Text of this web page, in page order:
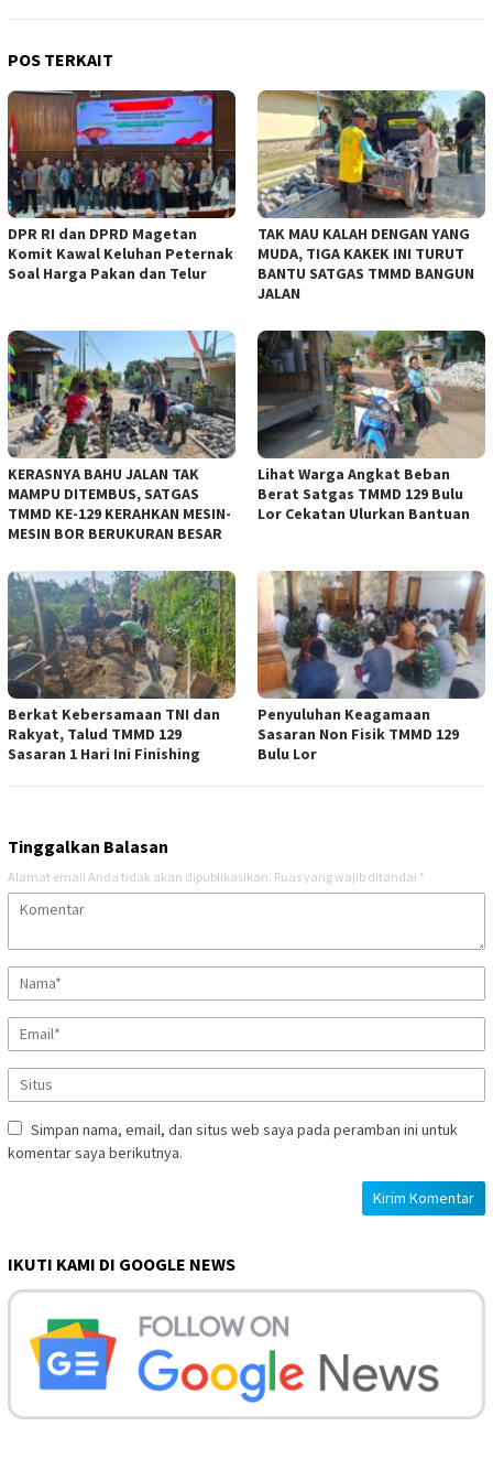
POS TERKAIT
DPR RI dan DPRD Magetan
Komit Kawal Keluhan Peternak
Soal Harga Pakan dan Telur
TAK MAU KALAH DENGAN YANG
MUDA, TIGA KAKEK INI TURUT
BANTU SATGAS TMMD BANGUN
JALAN
KERASNYA BAHU JALAN TAK
MAMPU DITEMBUS, SATGAS
TMMD KE-129 KERAHKAN MESIN-
MESIN BOR BERUKURAN BESAR
Lihat Warga Angkat Beban
Berat Satgas TMMD 129 Bulu
Lor Cekatan Ulurkan Bantuan
Berkat Kebersamaan TNI dan
Rakyat, Talud TMMD 129
Sasaran 1 Hari Ini Finishing
Penyuluhan Keagamaan
Sasaran Non Fisik TMMD 129
Bulu Lor
Tinggalkan Balasan
Alamat email Anda tidak akan dipublikasikan. Ruas yang wajib ditandai *
Simpan nama, email, dan situs web saya pada peramban ini untuk
komentar saya berikutnya.
IKUTI KAMI DI GOOGLE NEWS